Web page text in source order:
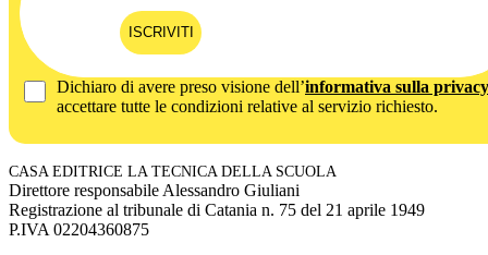
ISCRIVITI
Dichiaro di avere preso visione dell’informativa sulla privacy
accettare tutte le condizioni relative al servizio richiesto.
CASA EDITRICE LA TECNICA DELLA SCUOLA
Direttore responsabile Alessandro Giuliani
Registrazione al tribunale di Catania n. 75 del 21 aprile 1949
P.IVA 02204360875